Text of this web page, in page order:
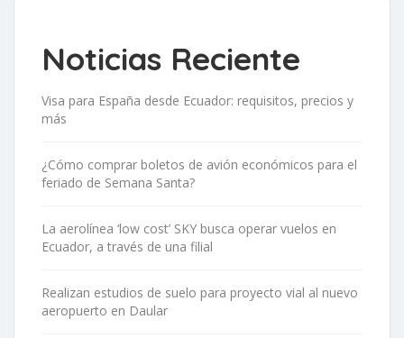
Noticias Reciente
Visa para España desde Ecuador: requisitos, precios y
más
¿Cómo comprar boletos de avión económicos para el
feriado de Semana Santa?
La aerolínea ‘low cost’ SKY busca operar vuelos en
Ecuador, a través de una filial
Realizan estudios de suelo para proyecto vial al nuevo
aeropuerto en Daular